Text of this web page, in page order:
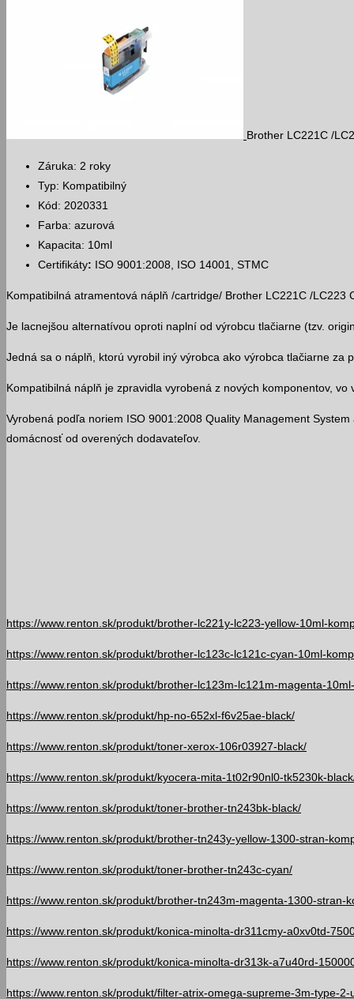
Brother LC221C /
Záruka: 2 roky
Typ: Kompatibilný
Kód: 2020331
Farba: azurová
Kapacita: 10ml
Certifikáty: ISO 9001:2008, ISO 14001, STMC
Kompatibilná atramentová náplň /cartridge/ Brother LC221C /LC223
Je lacnejšou alternatívou oproti naplní od výrobcu tlačiarne (tzv.
Jedná sa o náplň, ktorú vyrobil iný výrobca ako výrobca tlačiarne za
Kompatibilná náplň je zpravidla vyrobená z nových komponentov,
Vyrobená podľa noriem ISO 9001:2008 Quality Management
domácnosť od overených dodavateľov.
https://www.renton.sk/produkt/brother-lc221y-lc223-yellow-10ml-
https://www.renton.sk/produkt/brother-lc123c-lc121c-cyan-10ml-
https://www.renton.sk/produkt/brother-lc123m-lc121m-magenta-
https://www.renton.sk/produkt/hp-no-652xl-f6v25ae-black/
https://www.renton.sk/produkt/toner-xerox-106r03927-black/
https://www.renton.sk/produkt/kyocera-mita-1t02r90nl0-tk5230k-
https://www.renton.sk/produkt/toner-brother-tn243bk-black/
https://www.renton.sk/produkt/brother-tn243y-yellow-1300-stran-
https://www.renton.sk/produkt/toner-brother-tn243c-cyan/
https://www.renton.sk/produkt/brother-tn243m-magenta-1300-stran-
https://www.renton.sk/produkt/konica-minolta-dr311cmy-a0xv0td-
https://www.renton.sk/produkt/konica-minolta-dr313k-a7u40rd-
https://www.renton.sk/produkt/filter-atrix-omega-supreme-3m-type-